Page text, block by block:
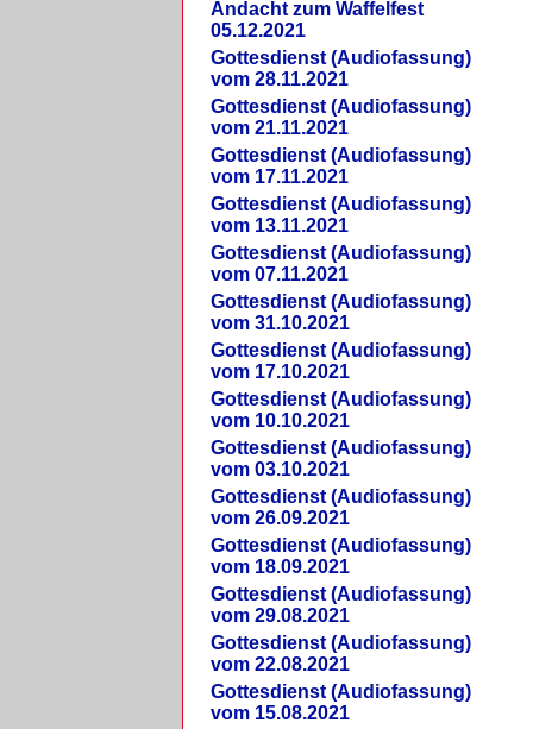
Andacht zum Waffelfest
05.12.2021
Gottesdienst (Audiofassung)
vom 28.11.2021
Gottesdienst (Audiofassung)
vom 21.11.2021
Gottesdienst (Audiofassung)
vom 17.11.2021
Gottesdienst (Audiofassung)
vom 13.11.2021
Gottesdienst (Audiofassung)
vom 07.11.2021
Gottesdienst (Audiofassung)
vom 31.10.2021
Gottesdienst (Audiofassung)
vom 17.10.2021
Gottesdienst (Audiofassung)
vom 10.10.2021
Gottesdienst (Audiofassung)
vom 03.10.2021
Gottesdienst (Audiofassung)
vom 26.09.2021
Gottesdienst (Audiofassung)
vom 18.09.2021
Gottesdienst (Audiofassung)
vom 29.08.2021
Gottesdienst (Audiofassung)
vom 22.08.2021
Gottesdienst (Audiofassung)
vom 15.08.2021